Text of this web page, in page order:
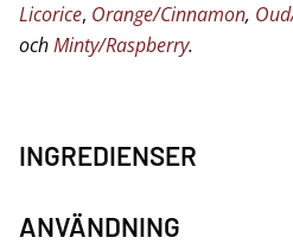
INGREDIENSER
ANVÄNDNING
Licorice, Orange/Cinnamon,
ochMinty/Raspberry.